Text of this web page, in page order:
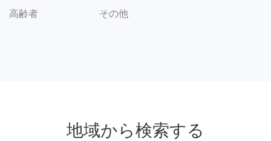
高齢者 その他
地域から検索する